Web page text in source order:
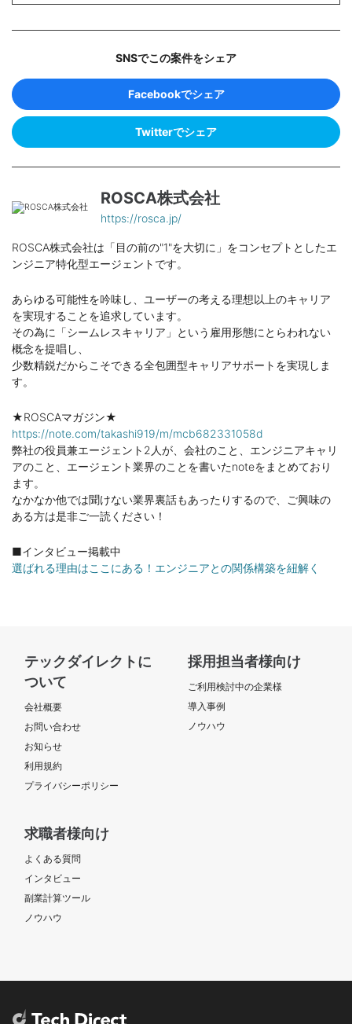
SNSでこの案件をシェア
Facebookでシェア
Twitterでシェア
ROSCA株式会社
https://rosca.jp/
ROSCA株式会社は「目の前の"1"を大切に」をコンセプトとしたエ
ンジニア特化型エージェントです。
あらゆる可能性を吟味し、ユーザーの考える理想以上のキャリア
を実現することを追求しています。
その為に「シームレスキャリア」という雇用形態にとらわれない
概念を提唱し、
少数精鋭だからこそできる全包囲型キャリアサポートを実現しま
す。
★ROSCAマガジン★
https://note.com/takashi919/m/mcb682331058d
弊社の役員兼エージェント2人が、会社のこと、エンジニアキャリ
アのこと、エージェント業界のことを書いたnoteをまとめており
ます。
なかなか他では聞けない業界裏話もあったりするので、ご興味の
ある方は是非ご一読ください！
■インタビュー掲載中
選ばれる理由はここにある！エンジニアとの関係構築を紐解く
テックダイレクトに
ついて
会社概要
お問い合わせ
お知らせ
利用規約
プライバシーポリシー
採用担当者様向け
ご利用検討中の企業様
導入事例
ノウハウ
求職者様向け
よくある質問
インタビュー
副業計算ツール
ノウハウ